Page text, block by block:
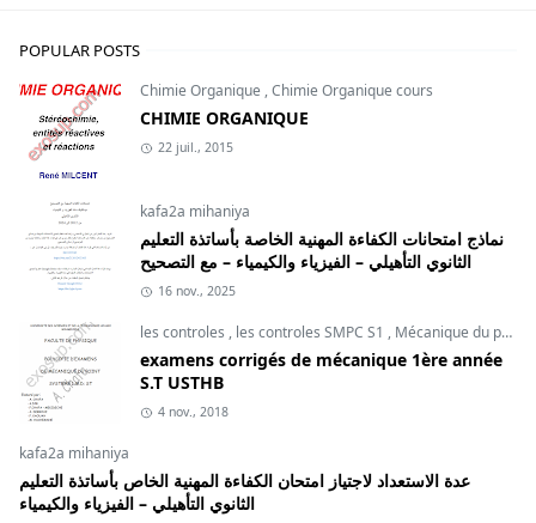
POPULAR POSTS
Chimie Organique ,Chimie Organique cours
CHIMIE ORGANIQUE
22 juil., 2015
kafa2a mihaniya
نماذج امتحانات الكفاءة المهنية الخاصة بأساتذة التعليم
الثانوي التأهيلي – الفيزياء والكيمياء – مع التصحيح
16 nov., 2025
les controles , les controles SMPC S1 , Mécanique du point
examens corrigés de mécanique 1ère année
S.T USTHB
4 nov., 2018
kafa2a mihaniya
عدة الاستعداد لاجتياز امتحان الكفاءة المهنية الخاص بأساتذة التعليم
الثانوي التأهيلي – الفيزياء والكيمياء